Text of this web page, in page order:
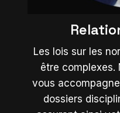
et la révision des
place d’outils de
rapports RH
en assurant un